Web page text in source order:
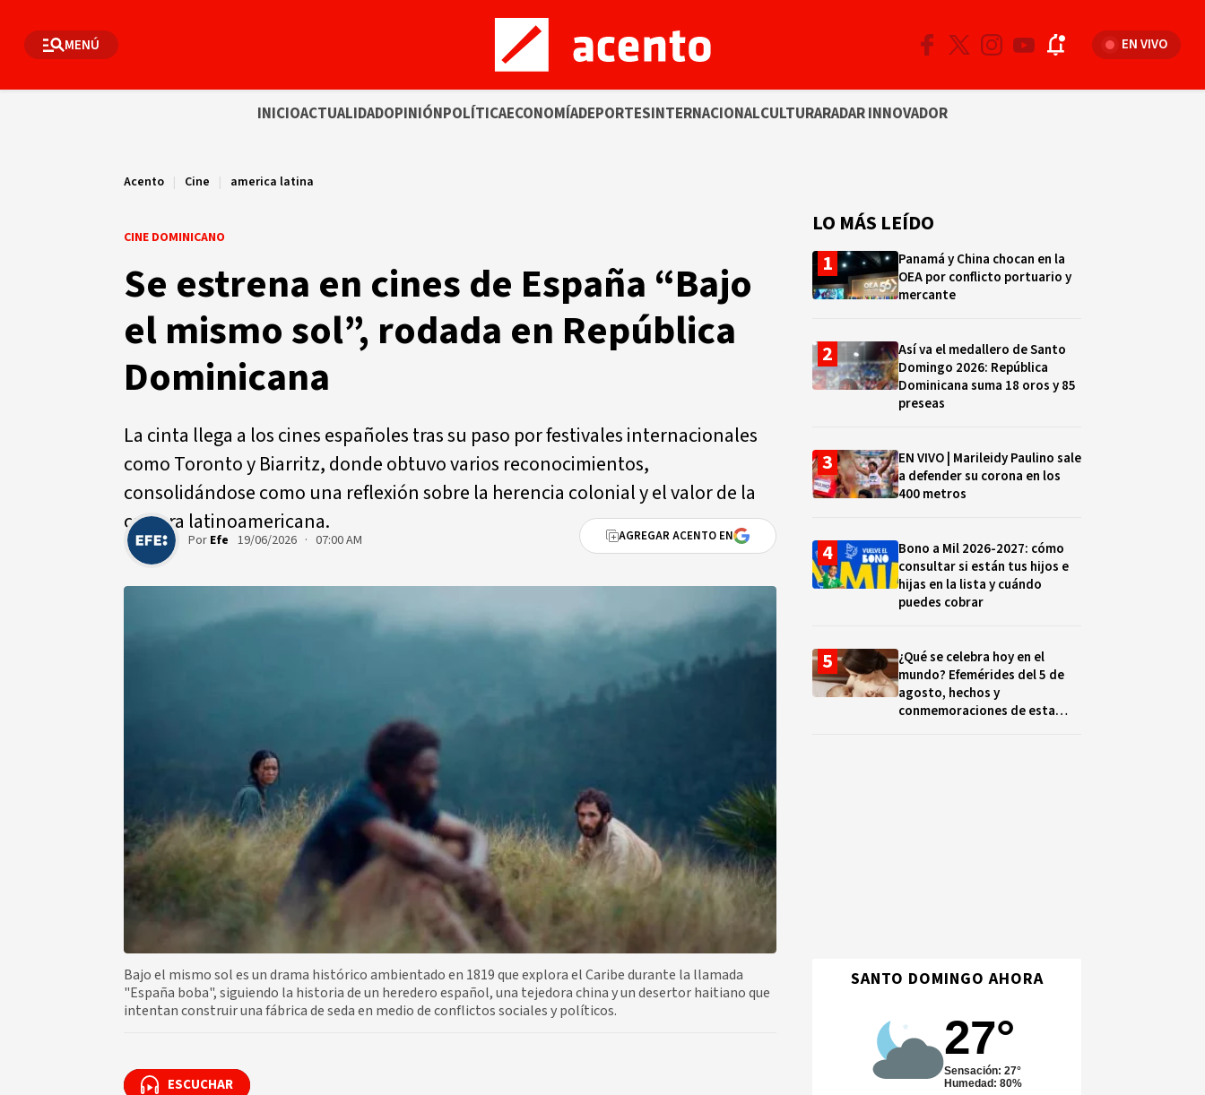
MENÚ EN VIVO
INICIOACTUALIDADOPINIÓNPOLÍTICAECONOMÍADEPORTESINTERNACIONALCULTURARADAR INNOVADOR
Acento | Cine | america latina
CINE DOMINICANO
Se estrena en cines de España “Bajo
el mismo sol”, rodada en República
Dominicana
La cinta llega a los cines españoles tras su paso por festivales internacionales
como Toronto y Biarritz, donde obtuvo varios reconocimientos,
consolidándose como una reflexión sobre la herencia colonial y el valor de la
cultura latinoamericana.
Por Efe 19/06/2026 · 07:00 AM AGREGAR ACENTO EN
Bajo el mismo sol es un drama histórico ambientado en 1819 que explora el Caribe durante la llamada
"España boba", siguiendo la historia de un heredero español, una tejedora china y un desertor haitiano que
intentan construir una fábrica de seda en medio de conflictos sociales y políticos.
ESCUCHAR
ESCUCHAR
LO MÁS LEÍDO
Panamá y China chocan en la
OEA por conflicto portuario y
mercante
Así va el medallero de Santo
Domingo 2026: República
Dominicana suma 18 oros y 85
preseas
EN VIVO | Marileidy Paulino sale
a defender su corona en los
400 metros
Bono a Mil 2026-2027: cómo
consultar si están tus hijos e
hijas en la lista y cuándo
puedes cobrar
¿Qué se celebra hoy en el
mundo? Efemérides del 5 de
agosto, hechos y
conmemoraciones de esta
SANTO DOMINGO AHORA
27°
Sensación: 27°
Humedad: 80%